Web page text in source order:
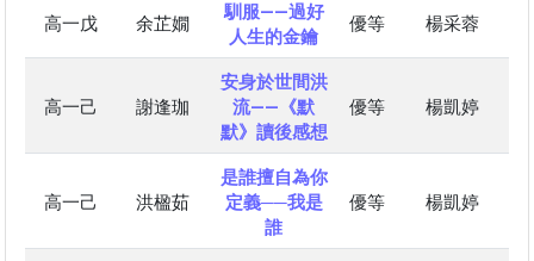
高一戊 余芷嫺
馴服——過好
人生的金鑰
優等 楊采蓉
高一己 謝逢珈
安身於世間洪
流——《默
默》讀後感想
優等 楊凱婷
高一己 洪楹茹
是誰擅自為你
定義──我是
誰
優等 楊凱婷